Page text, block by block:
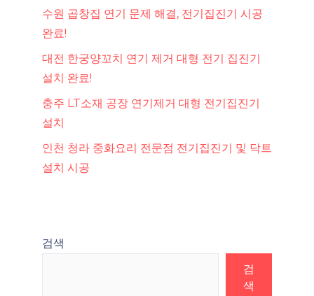
수원 곱창집 연기 문제 해결, 전기집진기 시공
완료!
대전 한궁양꼬치 연기 제거 대형 전기 집진기
설치 완료!
충주 LT소재 공장 연기제거 대형 전기집진기
설치
인천 청라 중화요리 전문점 전기집진기 및 닥트
설치 시공
검색
검
색